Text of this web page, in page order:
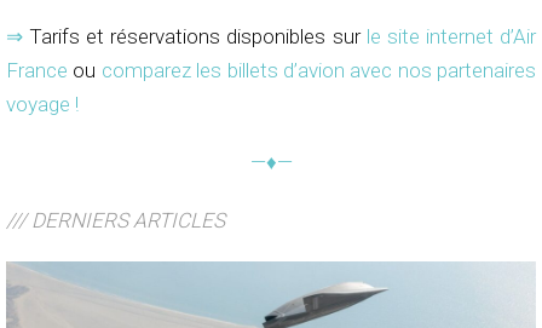
⇒Tarifs et réservations disponibles sur le site internet d’Air
France ou comparez les billets d’avion avec nos partenaires
voyage !
—♦—
/// DERNIERS ARTICLES